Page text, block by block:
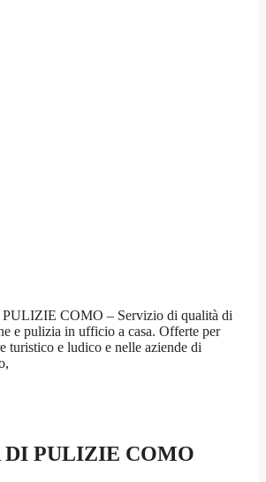
COMO – Servizio di qualità di
e pulizia in ufficio a casa. Offerte per
turistico e ludico e nelle aziende di
DI PULIZIE COMO